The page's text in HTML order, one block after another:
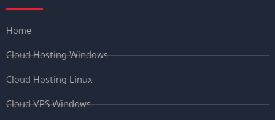
Home
Cloud Hosting Windows
Cloud Hosting Linux
Cloud VPS Windows